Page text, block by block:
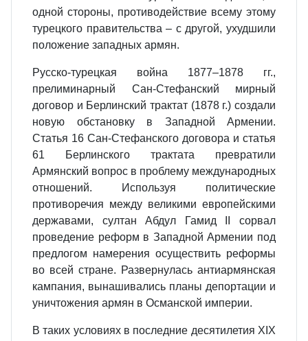
одной стороны, противодействие всему этому
турецкого правительства – с другой, ухудшили
положение западных армян.
Русско-турецкая война 1877–1878 гг.,
прелиминарный Сан-Стефанский мирный
договор и Берлинский трактат (1878 г.) создали
новую обстановку в Западной Армении.
Статья 16 Сан-Стефанского договора и статья
61 Берлинского трактата превратили
Армянский вопрос в проблему международных
отношений. Используя политические
противоречия между великими европейскими
державами, султан Абдул Гамид II сорвал
проведение реформ в Западной Армении под
предлогом намерения осуществить реформы
во всей стране. Развернулась антиармянская
кампания, вынашивались планы депортации и
уничтожения армян в Османской империи.
В таких условиях в последние десятилетия XIX